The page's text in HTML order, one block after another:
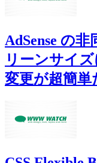
AdSense の
リーンサイ
変更が超簡単